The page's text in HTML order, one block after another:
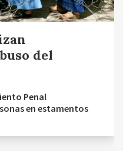
del
Penal
en estamentos